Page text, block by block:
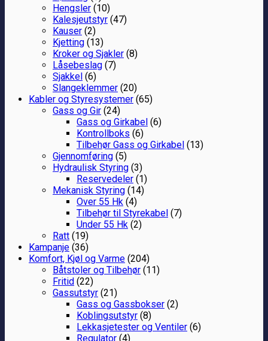
Hengsler (10)
Kalesjeutstyr (47)
Kauser (2)
Kjetting (13)
Kroker og Sjakler (8)
Låsebeslag (7)
Sjakkel (6)
Slangeklemmer (20)
Kabler og Styresystemer (65)
Gass og Gir (24)
Gass og Girkabel (6)
Kontrollboks (6)
Tilbehør Gass og Girkabel (13)
Gjennomføring (5)
Hydraulisk Styring (3)
Reservedeler (1)
Mekanisk Styring (14)
Over 55 Hk (4)
Tilbehør til Styrekabel (7)
Under 55 Hk (2)
Ratt (19)
Kampanje (36)
Komfort, Kjøl og Varme (204)
Båtstoler og Tilbehør (11)
Fritid (22)
Gassutstyr (21)
Gass og Gassbokser (2)
Koblingsutstyr (8)
Lekkasjetester og Ventiler (6)
Regulator (4)